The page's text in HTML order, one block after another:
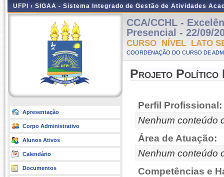
UFPI › SIGAA - Sistema Integrado de Gestão de Atividades
Apresentação
Corpo Administrativo
Alunos Ativos
Calendário
Documentos
CCA/CCHL -
Presencial - 22/09/
CURSO NÍVEL LATO
COORDENAÇÃO DO CURSO DE
Projeto Político
Perfil Profissional:
Nenhum conteúdo
Área de Atuação:
Nenhum conteúdo
Competências e